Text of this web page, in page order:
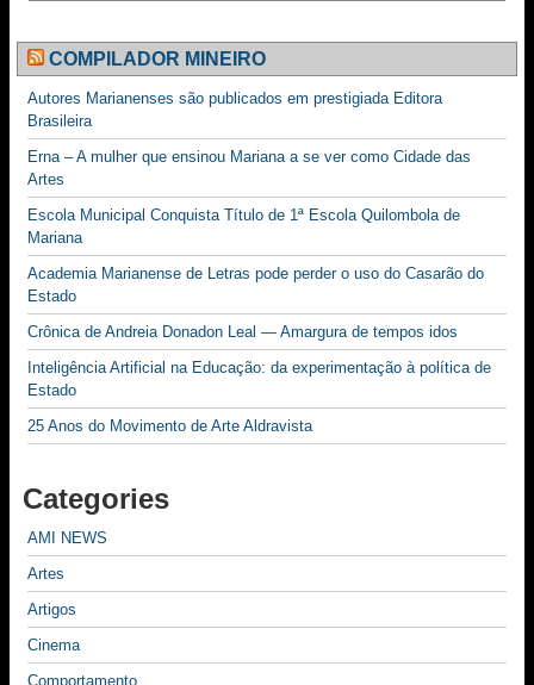
COMPILADOR MINEIRO
Autores Marianenses são publicados em prestigiada Editora
Brasileira
Erna – A mulher que ensinou Mariana a se ver como Cidade das
Artes
Escola Municipal Conquista Título de 1ª Escola Quilombola de
Mariana
Academia Marianense de Letras pode perder o uso do Casarão do
Estado
Crônica de Andreia Donadon Leal — Amargura de tempos idos
Inteligência Artificial na Educação: da experimentação à política de
Estado
25 Anos do Movimento de Arte Aldravista
Categories
AMI NEWS
Artes
Artigos
Cinema
Comportamento